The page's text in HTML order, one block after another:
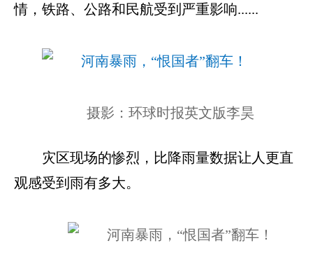
情，铁路、公路和民航受到严重影响......
摄影：环球时报英文版李昊
灾区现场的惨烈，比降雨量数据让人更直
观感受到雨有多大。